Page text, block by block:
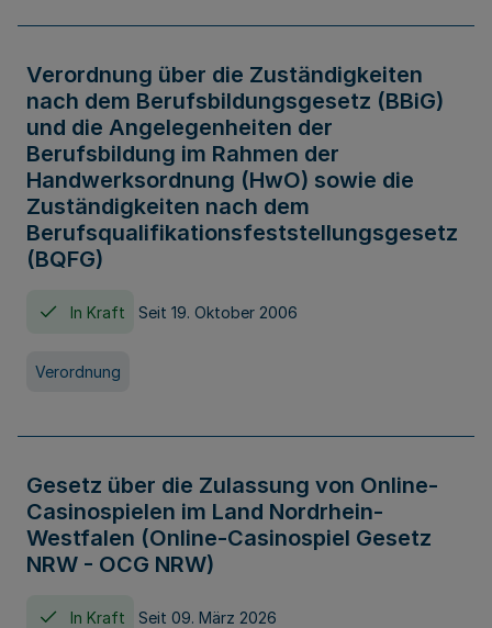
Verordnung über die Zuständigkeiten
nach dem Berufsbildungsgesetz (BBiG)
und die Angelegenheiten der
Berufsbildung im Rahmen der
Handwerksordnung (HwO) sowie die
Zuständigkeiten nach dem
Berufsqualifikationsfeststellungsgesetz
(BQFG)
In Kraft Seit 19. Oktober 2006
Verordnung
Gesetz über die Zulassung von Online-
Casinospielen im Land Nordrhein-
Westfalen (Online-Casinospiel Gesetz
NRW - OCG NRW)
In Kraft Seit 09. März 2026